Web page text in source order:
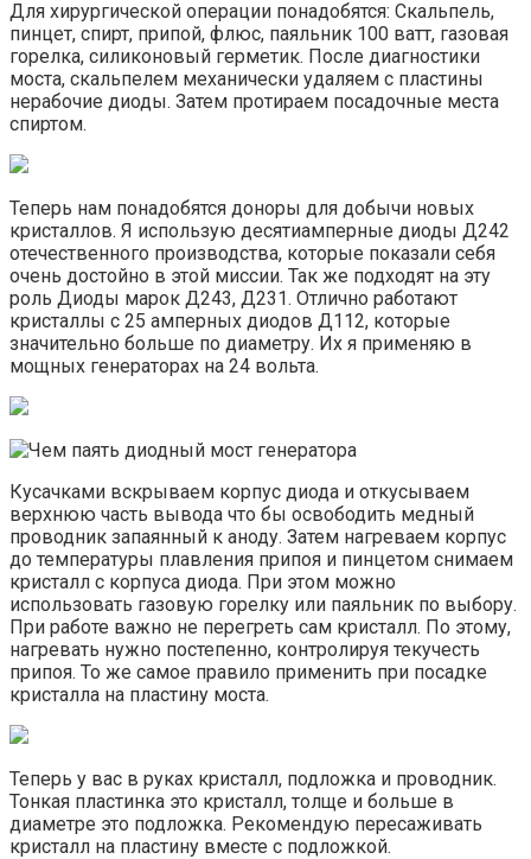
Для хирургической операции понадобятся: Скальпель,
пинцет, спирт, припой, флюс, паяльник 100 ватт, газовая
горелка, силиконовый герметик. После диагностики
моста, скальпелем механически удаляем с пластины
нерабочие диоды. Затем протираем посадочные места
спиртом.
Теперь нам понадобятся доноры для добычи новых
кристаллов. Я использую десятиамперные диоды Д242
отечественного производства, которые показали себя
очень достойно в этой миссии. Так же подходят на эту
роль Диоды марок Д243, Д231. Отлично работают
кристаллы с 25 амперных диодов Д112, которые
значительно больше по диаметру. Их я применяю в
мощных генераторах на 24 вольта.
Кусачками вскрываем корпус диода и откусываем
верхнюю часть вывода что бы освободить медный
проводник запаянный к аноду. Затем нагреваем корпус
до температуры плавления припоя и пинцетом снимаем
кристалл с корпуса диода. При этом можно
использовать газовую горелку или паяльник по выбору.
При работе важно не перегреть сам кристалл. По этому,
нагревать нужно постепенно, контролируя текучесть
припоя. То же самое правило применить при посадке
кристалла на пластину моста.
Теперь у вас в руках кристалл, подложка и проводник.
Тонкая пластинка это кристалл, толще и больше в
диаметре это подложка. Рекомендую пересаживать
кристалл на пластину вместе с подложкой.